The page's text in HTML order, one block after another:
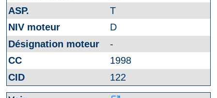
T
D
-
1998
122